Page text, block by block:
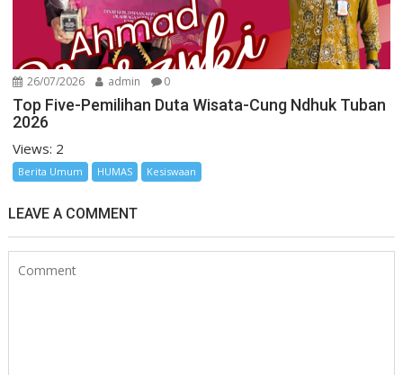
26/07/2026 admin 0
Top Five-Pemilihan Duta Wisata-Cung Ndhuk Tuban
2026
Views: 2
Berita Umum HUMAS Kesiswaan
LEAVE A COMMENT